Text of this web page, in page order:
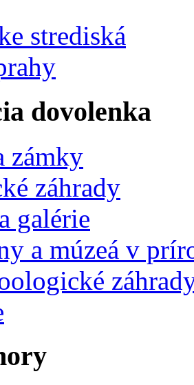
strediská
dovolenka
zámky
záhrady
galérie
a múzeá v